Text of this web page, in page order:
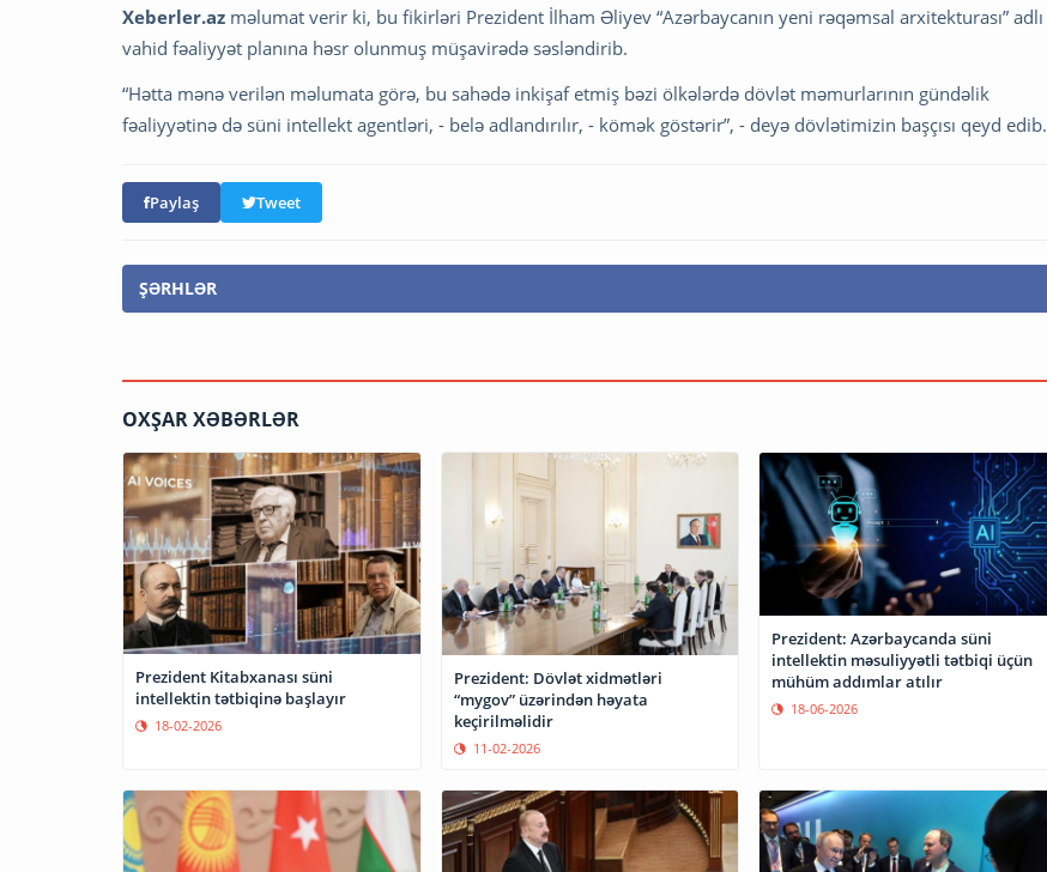
Xeberler.az məlumat verir ki, bu fikirləri Prezident İlham Əliyev “Azərbaycanın yeni rəqəmsal arxitekturası” adlı
vahid fəaliyyət planına həsr olunmuş müşavirədə səsləndirib.
“Hətta mənə verilən məlumata görə, bu sahədə inkişaf etmiş bəzi ölkələrdə dövlət məmurlarının gündəlik
fəaliyyətinə də süni intellekt agentləri, - belə adlandırılır, - kömək göstərir”, - deyə dövlətimizin başçısı qeyd edib.
Paylaş Tweet
ŞƏRHLƏR
OXŞAR XƏBƏRLƏR
Prezident Kitabxanası süni
intellektin tətbiqinə başlayır
18-02-2026
Prezident: Dövlət xidmətləri
“mygov” üzərindən həyata
keçirilməlidir
11-02-2026
Prezident: Azərbaycanda süni
intellektin məsuliyyətli tətbiqi üçün
mühüm addımlar atılır
18-06-2026